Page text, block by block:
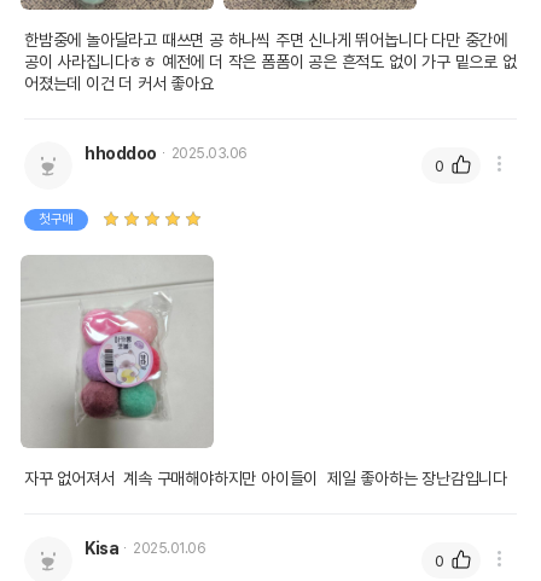
한밤중에 놀아달라고 때쓰면 공 하나씩 주면 신나게 뛰어놉니다 다만 중간에
공이 사라집니다ㅎㅎ 예전에 더 작은 폼폼이 공은 흔적도 없이 가구 밑으로 없
어졌는데 이건 더 커서 좋아요
hhoddoo 2025.03.06
첫구매
자꾸 없어져서  계속 구매해야하지만 아이들이  제일 좋아하는 장난감입니다
0
Kisa 2025.01.06
0